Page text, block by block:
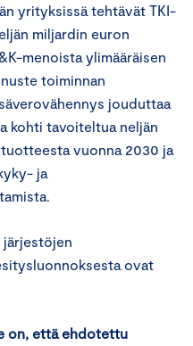
yrityksissä tehtävät TKI-
miljardin euron
menoista ylimääräisen
toiminnan
jouduttaa
kohti tavoiteltua neljän
vuonna 2030 ja
ja
ovat
on, että ehdotettu